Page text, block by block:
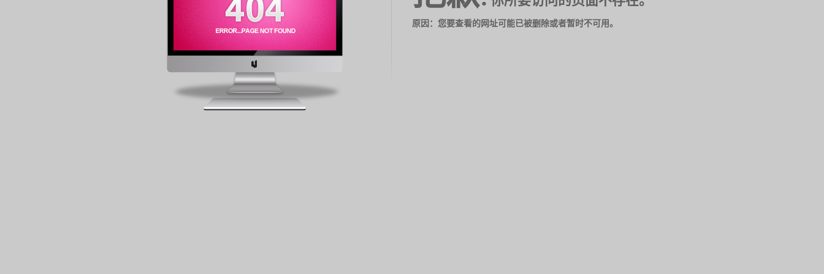
原因：您要查看的网址可能已被删除或者暂时不可用。